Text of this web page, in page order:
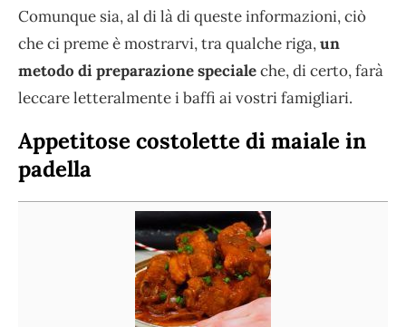
Comunque sia, al di là di queste informazioni, ciò
che ci preme è mostrarvi, tra qualche riga,un
metodo di preparazione specialeche, di certo, farà
leccare letteralmente i baffi ai vostri famigliari.
Appetitose costolette di maiale in
padella